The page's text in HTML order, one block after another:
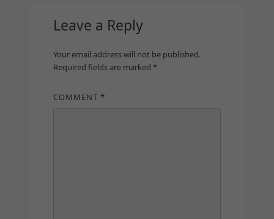
Leave a Reply
Your email address will not be published.
Required fields are marked*
COMMENT*